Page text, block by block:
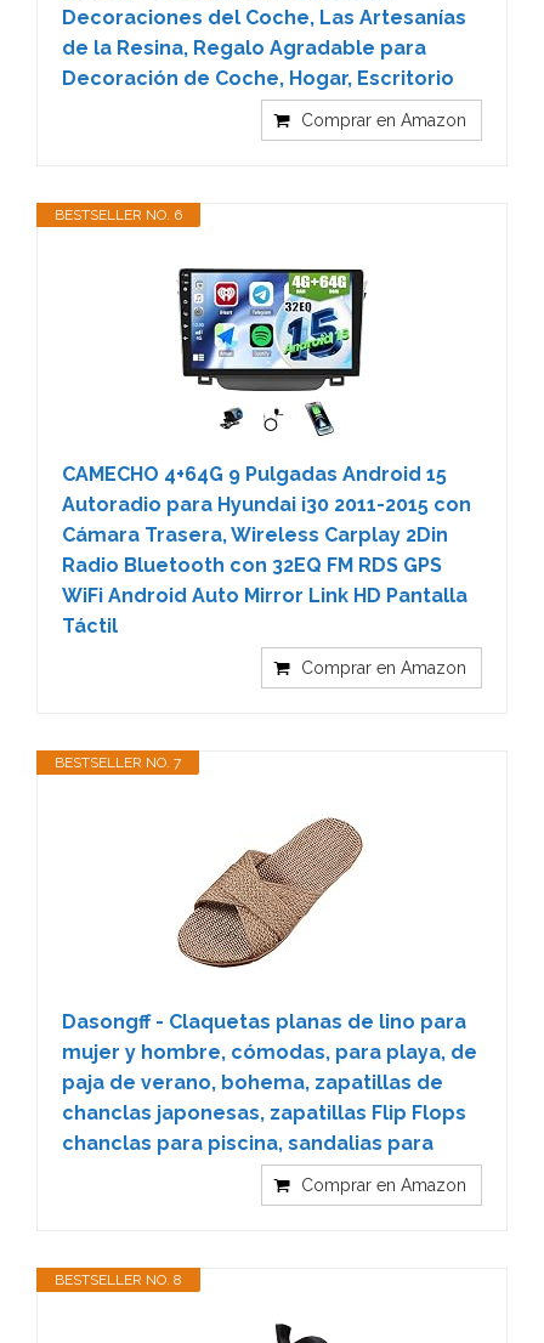
Decoraciones del Coche, Las Artesanías
de la Resina, Regalo Agradable para
Decoración de Coche, Hogar, Escritorio
Comprar en Amazon
BESTSELLER NO. 6
CAMECHO 4+64G 9 Pulgadas Android 15
Autoradio para Hyundai i30 2011-2015 con
Cámara Trasera, Wireless Carplay 2Din
Radio Bluetooth con 32EQ FM RDS GPS
WiFi Android Auto Mirror Link HD Pantalla
Táctil
Comprar en Amazon
BESTSELLER NO. 7
Dasongff - Claquetas planas de lino para
mujer y hombre, cómodas, para playa, de
paja de verano, bohema, zapatillas de
chanclas japonesas, zapatillas Flip Flops
chanclas para piscina, sandalias para
Comprar en Amazon
BESTSELLER NO. 8